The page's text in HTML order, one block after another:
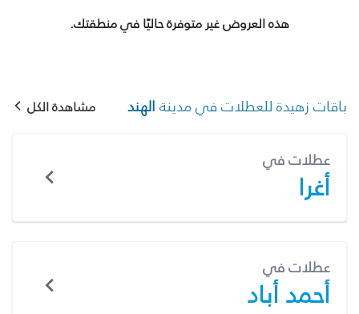
هذه العروض غير متوفرة حاليًا في منطقتك.
باقات زهيدة للعطلات في مدينة الهند مشاهدة الكل
عطلات في
أغرا
عطلات في
أحمد أباد